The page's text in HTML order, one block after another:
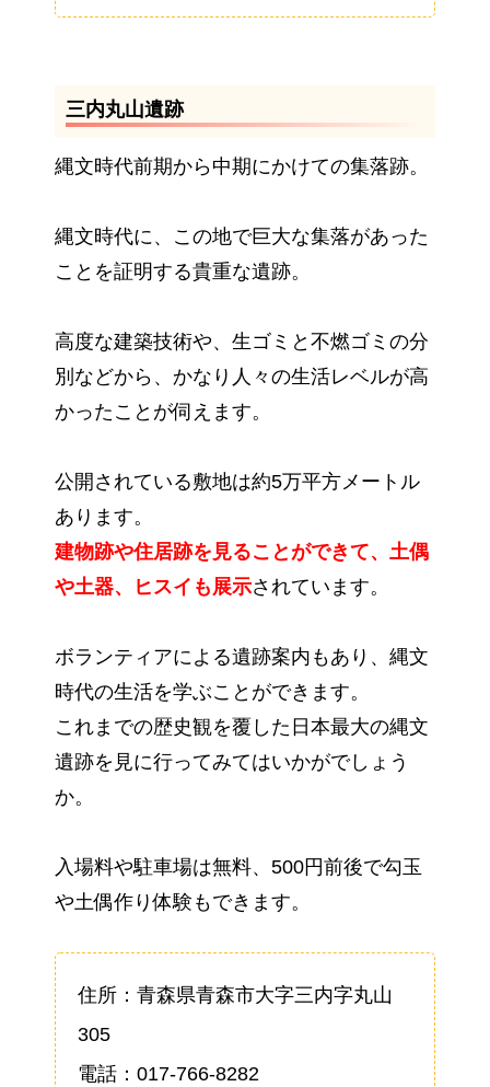
三内丸山遺跡
縄文時代前期から中期にかけての集落跡。
縄文時代に、この地で巨大な集落があった
ことを証明する貴重な遺跡。
高度な建築技術や、生ゴミと不燃ゴミの分
別などから、かなり人々の生活レベルが高
かったことが伺えます。
公開されている敷地は約5万平方メートル
あります。
建物跡や住居跡を見ることができて、土偶
や土器、ヒスイも展示されています。
ボランティアによる遺跡案内もあり、縄文
時代の生活を学ぶことができます。
これまでの歴史観を覆した日本最大の縄文
遺跡を見に行ってみてはいかがでしょう
か。
入場料や駐車場は無料、500円前後で勾玉
や土偶作り体験もできます。
住所：青森県青森市大字三内字丸山
305
電話：017-766-8282